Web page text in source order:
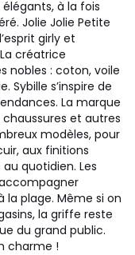
à la fois
Jolie Jolie Petite
girly et
créatrice
nobles : coton, voile
Sybille s’inspire de
La marque
chaussures et autres
modèles, pour
aux finitions
quotidien. Les
la plage. Même si on
la griffe reste
du grand public.
charme !